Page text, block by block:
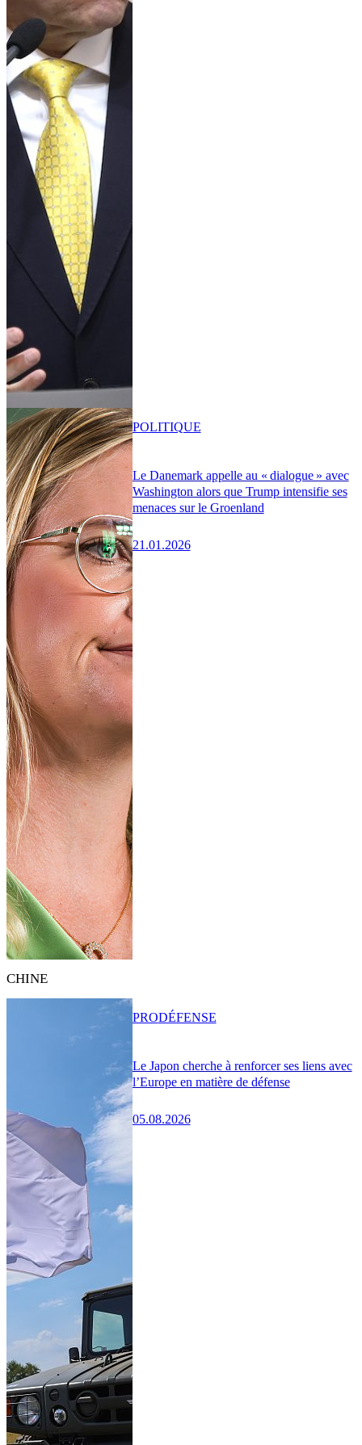
Le Danemark appelle au « dialogue » avec
Washington alors que Trump intensifie ses
menaces sur le Groenland
21.01.2026
POLITIQUE
CHINE
Le Japon cherche à renforcer ses liens avec
l’Europe en matière de défense
05.08.2026
PRODÉFENSE